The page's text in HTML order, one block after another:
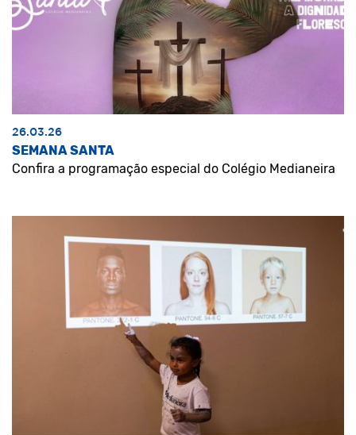
26.03.26
SEMANA SANTA
Confira a programação especial do Colégio Medianeira